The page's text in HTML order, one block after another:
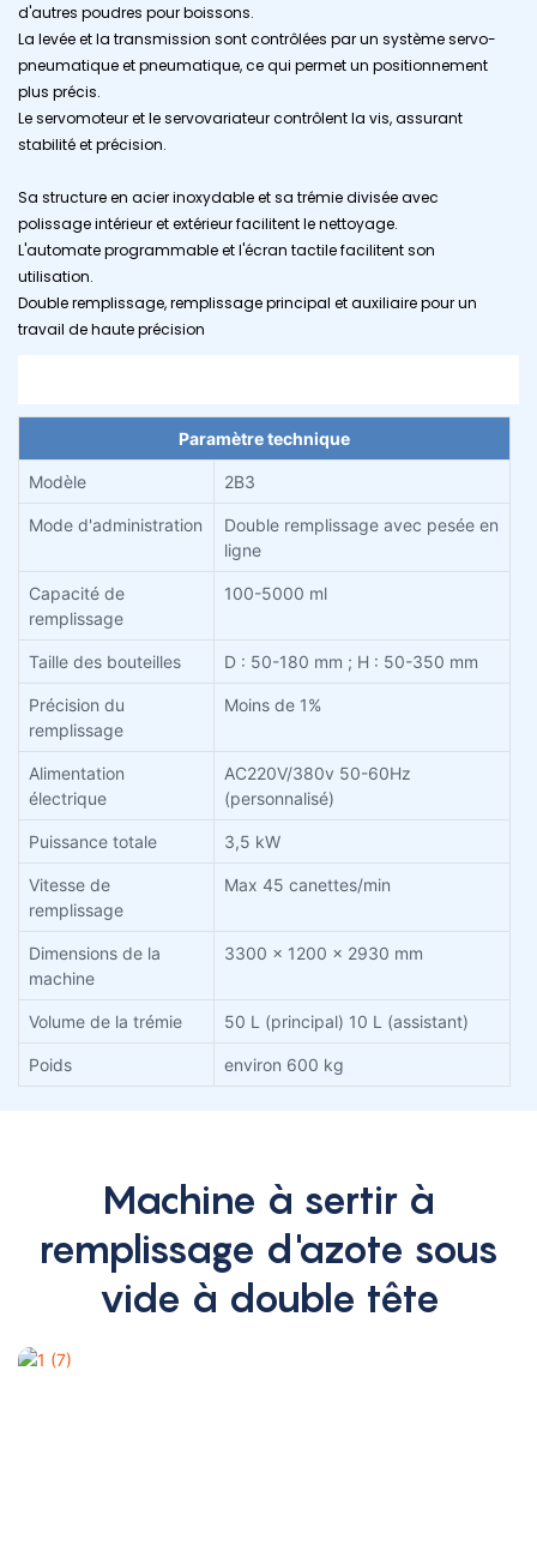
d'autres poudres pour boissons.
La levée et la transmission sont contrôlées par un système servo-
pneumatique et pneumatique, ce qui permet un positionnement
plus précis.
Le servomoteur et le servovariateur contrôlent la vis, assurant
stabilité et précision.
Sa structure en acier inoxydable et sa trémie divisée avec
polissage intérieur et extérieur facilitent le nettoyage.
L'automate programmable et l'écran tactile facilitent son
utilisation.
Double remplissage, remplissage principal et auxiliaire pour un
travail de haute précision
Paramètre technique
Modèle 2B3
Mode d'administration
Double remplissage avec pesée en
ligne
Capacité de
remplissage
100-5000 ml
Taille des bouteilles D : 50-180 mm ; H : 50-350 mm
Précision du
remplissage
Moins de 1%
Alimentation
électrique
AC220V/380v 50-60Hz
(personnalisé)
Puissance totale 3,5 kW
Vitesse de
remplissage
Max 45 canettes/min
Dimensions de la
machine
3300 x 1200 x 2930 mm
Volume de la trémie 50 L (principal) 10 L (assistant)
Poids environ 600 kg
Machine à sertir à
remplissage d'azote sous
vide à double tête